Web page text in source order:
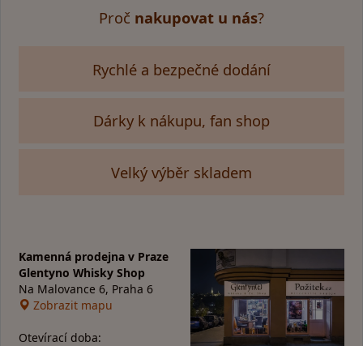
Proč nakupovat u nás?
Rychlé a bezpečné dodání
Dárky k nákupu, fan shop
Velký výběr skladem
Kamenná prodejna v Praze
Glentyno Whisky Shop
Na Malovance 6, Praha 6
Zobrazit mapu
Otevírací doba: